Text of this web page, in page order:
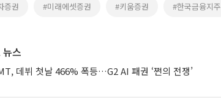
증권 #미래에셋증권 #키움증권 #한국금융지주
스
데뷔 첫날 466% 폭등…G2 AI 패권 ‘쩐의 전쟁’